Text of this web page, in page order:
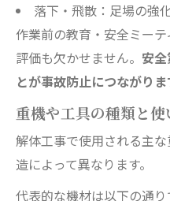
落下・飛散：足場の強
作業前の教育・安全ミー
評価も欠かせません。 安
とが事故防止につながりま
重機や工具の種類と使
解体工事で使用される主
造によって異なります。
代表的な機材は以下の通り